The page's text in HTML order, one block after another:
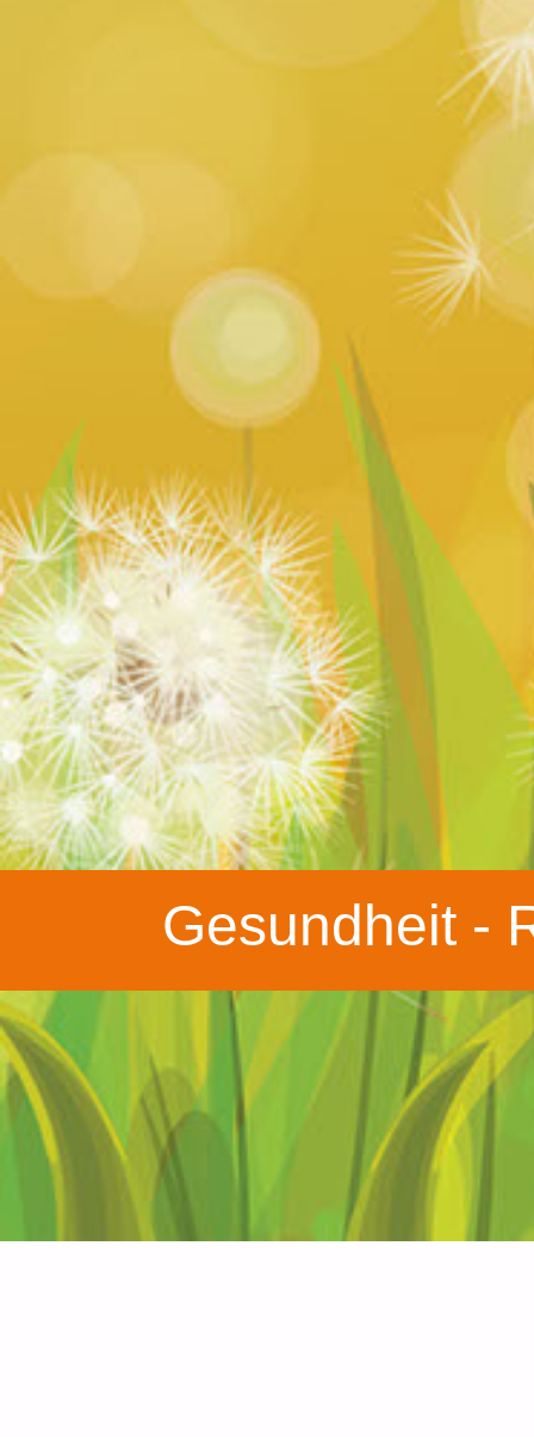
Gesundheit -